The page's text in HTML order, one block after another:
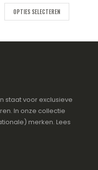
OPTIES SELECTEREN
staat voor exclusieve
In onze collectie
merken. Lees